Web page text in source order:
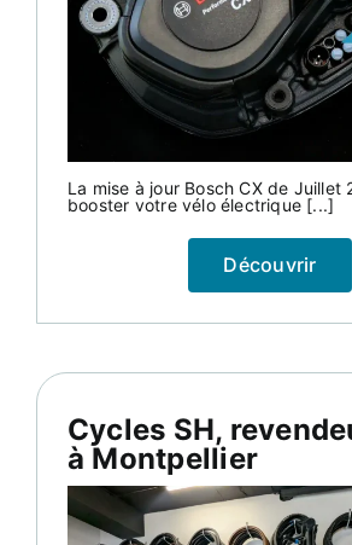
La mise à jour Bosch CX de Juillet
booster votre vélo électrique [...]
Découvrir
Cycles SH,
à Montpellier